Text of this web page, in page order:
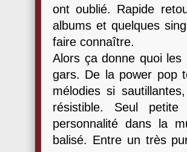
ont oublié. Rapide
albums et quelques
faire connaître.
Alors ça donne quoi
gars. De la power pop
mélodies si
résistible. Seul
personnalité dans la
balisé. Entre un très